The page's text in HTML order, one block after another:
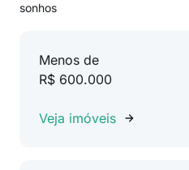
sonhos
Menos de
R$ 600.000
Veja imóveis